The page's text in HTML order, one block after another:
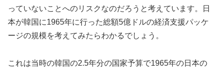
っていないことへのリスクなのだろうと考えています。日
本が韓国に1965年に行った総額5億ドルの経済支援パッケ
ージの規模を考えてみたらわかるでしょう。
これは当時の韓国の2.5年分の国家予算で1965年の日本の